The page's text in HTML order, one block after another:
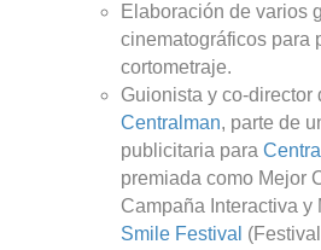
Elaboración de varios
cinematográficos para
cortometraje.
Guionista y co-director
Centralman, parte de
publicitaria para
premiada como Mejor
Campaña Interactiva y
Smile Festival